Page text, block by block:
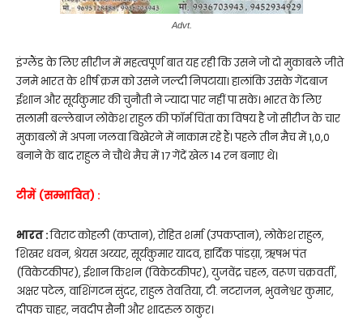
Advt.
इंग्लैंड के लिए सीरीज में महत्वपूर्ण बात यह रही कि उसने जो दो मुकाबले जीते
उनमे भारत के शीर्ष क्रम को उसने जल्दी निपटाया। हालांकि उसके गेंदबाज
ईशान और सूर्यकुमार की चुनौती ने ज्यादा पार नहीं पा सके। भारत के लिए
सलामी बल्लेबाज लोकेश राहुल की फॉर्म चिंता का विषय है जो सीरीज के चार
मुकाबलों में अपना जलवा बिखेरने में नाकाम रहे हैं। पहले तीन मैच में 1,0,0
बनाने के बाद राहुल ने चौथे मैच में 17 गेंदें खेल 14 रन बनाए थे।
टीमें (सम्भावित) :
भारत :विराट कोहली (कप्तान), रोहित शर्मा (उपकप्तान), लोकेश राहुल,
शिखर धवन, श्रेयस अय्यर, सूर्यकुमार यादव, हार्दिक पांडय़ा, ऋषभ पंत
(विकेटकीपर), ईशान किशन (विकेटकीपर), युजवेंद्र चहल, वरूण चक्रवर्ती,
अक्षर पटेल, वाशिंगटन सुंदर, राहुल तेवतिया, टी. नटराजन, भुवनेश्वर कुमार,
दीपक चाहर, नवदीप सैनी और शादरुल ठाकुर।